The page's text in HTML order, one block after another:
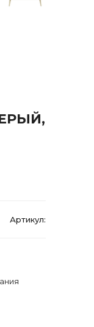
Артикул: